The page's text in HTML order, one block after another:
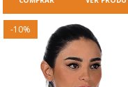
-10%